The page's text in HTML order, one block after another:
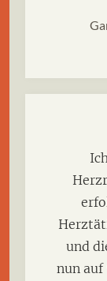
und
nun auf